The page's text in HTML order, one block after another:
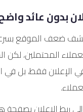
بدون عائد
ضعف الموقع
المحتملين، لكن
الإعلان فقط، بل في